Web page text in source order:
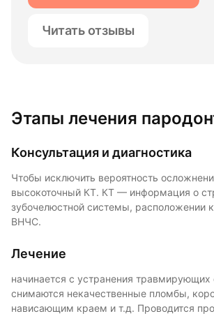
Читать отзывы
Этапы лечения
Консультация и диагностика
Чтобы исключить вероятность
высокоточный КТ. КТ — информация о
зубочелюстной системы, расположении
ВНЧС.
Лечение
начинается с устранения травмирующих
снимаются некачественные пломбы,
нависающим краем и т.д. Проводится